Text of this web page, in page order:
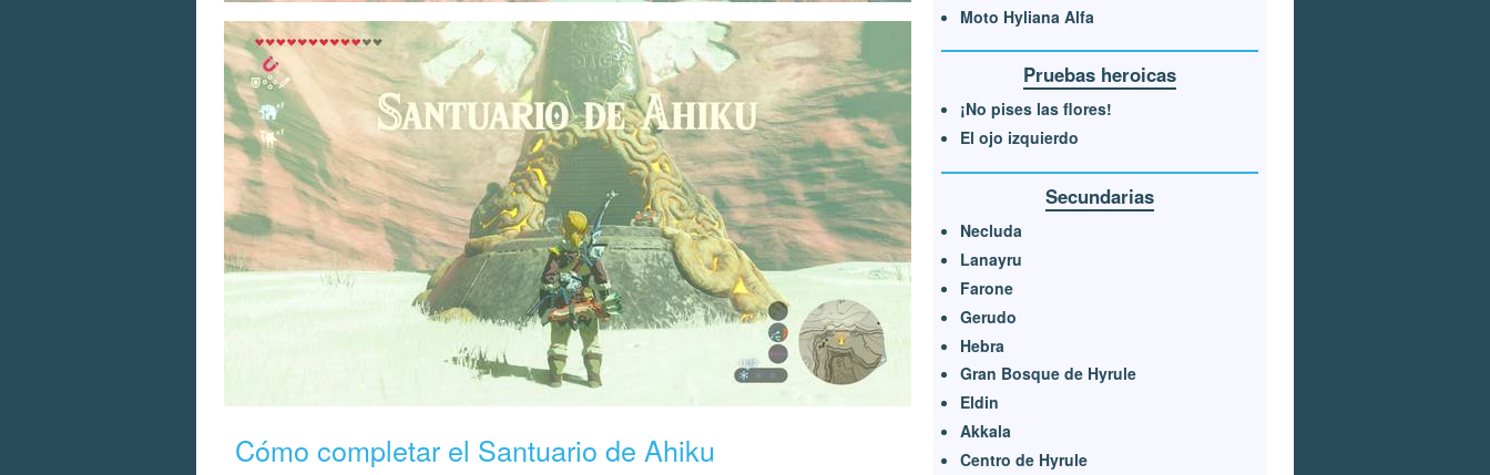
Cómo completar el Santuario de Ahiku
Moto Hyliana Alfa
Pruebas heroicas
¡No pises las flores!
El ojo izquierdo
Secundarias
Necluda
Lanayru
Farone
Gerudo
Hebra
Gran Bosque de Hyrule
Eldin
Akkala
Centro de Hyrule